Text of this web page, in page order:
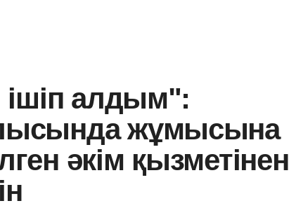
ішіп алдым":
жұмысына
әкім қызметінен